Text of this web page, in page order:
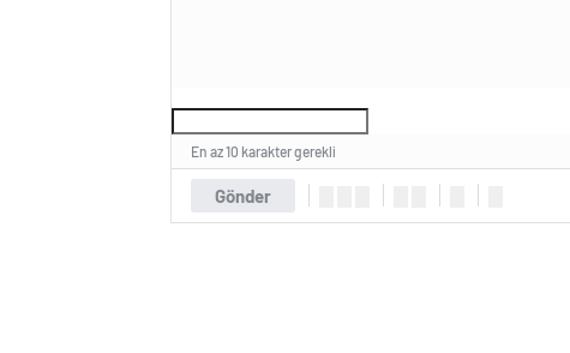
Gönder
En az 10 karakter gerekli